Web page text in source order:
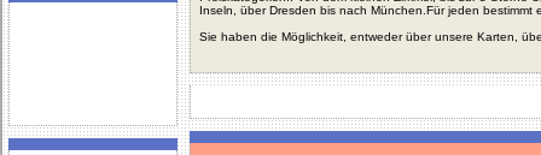
Inseln, über Dresden bis nach München.Für jeden bestimmt
Sie haben die Möglichkeit, entweder über unsere Karten,